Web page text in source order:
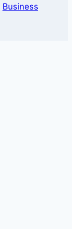
Business